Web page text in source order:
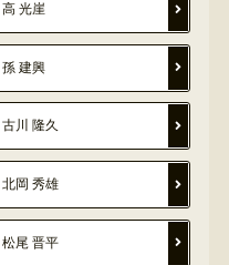
高 光崖
孫 建興
古川 隆久
北岡 秀雄
松尾 晋平